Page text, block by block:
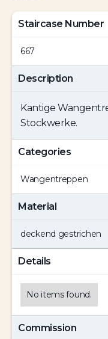
Staircase Number
667
Description
Kantige
Stockwerke.
Categories
Wangentreppen
Material
deckend gestrichen
Details
No items found.
Commission